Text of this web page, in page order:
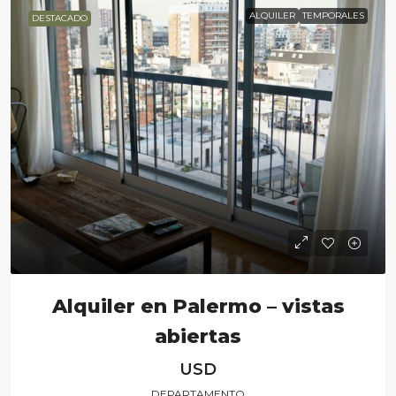
DESTACADO ALQUILER TEMPORALES
Alquiler en Palermo – vistas
abiertas
USD